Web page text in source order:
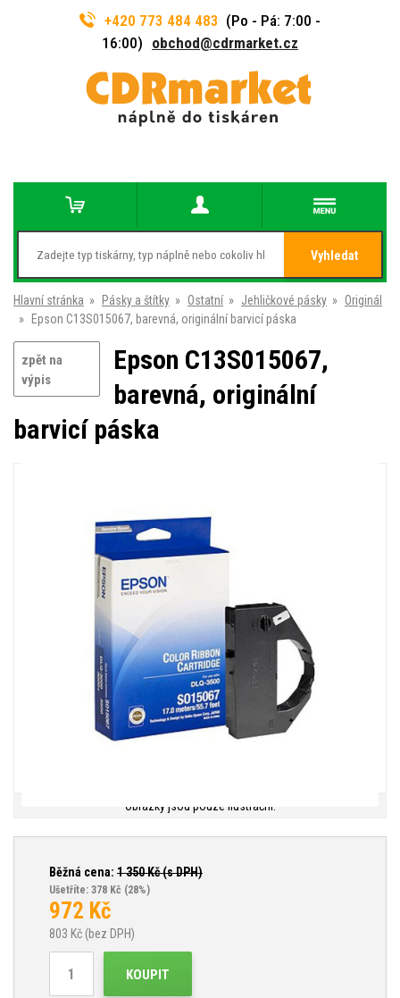
+420 773 484 483 (Po - Pá: 7:00 -
16:00) obchod@cdrmarket.cz
Vyhledat
Hlavní stránka » Pásky a štítky » Ostatní » Jehličkové pásky » Originál
»
Epson C13S015067, barevná, originální barvicí páska
zpět na
výpis
Epson C13S015067,
barevná, originální
barvicí páska
Obrázky jsou pouze ilustrační.
Běžná cena: 1 350Kč (s DPH)
Ušetříte: 378 Kč (28%)
972 Kč
803 Kč (bez DPH)
KOUPIT